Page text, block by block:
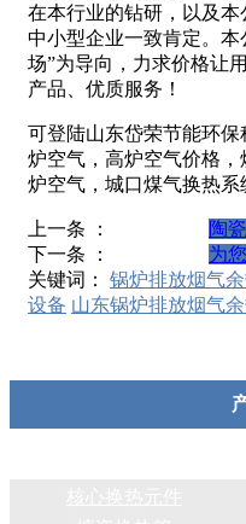
在本行业的钻研，以及
中小型企业一致肯定。
场”为导向，力求价格让
产品、优质服务！
可登陆山东岱荣节能环
炉空气，高炉空气价格
炉空气，城口煤气换热系
上一条 ：
陶
下一条 ：
为
关键词： 锅炉排放烟气
设备 山东锅炉排放烟气